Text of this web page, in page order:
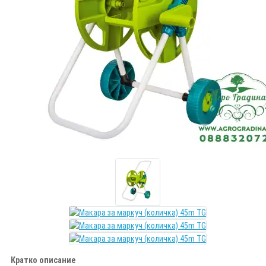
Кратко описание